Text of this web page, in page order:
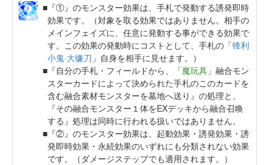
『①』のモンスター効果は、手札で発動する誘発即時
効果です。（対象を取る効果ではありません。相手の
メインフェイズに、任意に発動する事ができる効果で
す。この効果の発動時にコストとして、手札の「锋利
小鬼·大镰刀 」自身を相手に見せます。）
『自分の手札・フィールドから、「魔玩具 」融合モン
スターカードによって決められた手札のこのカードを
含む融合素材モンスターを墓地へ送り』の処理と、
『その融合モンスター１体をEXデッキから融合召喚
する』処理は同時に行われる扱いではありません。
『②』のモンスター効果は、起動効果・誘発効果・誘
発即時効果・永続効果のいずれにも分類されない効果
です。（ダメージステップでも適用されます。）